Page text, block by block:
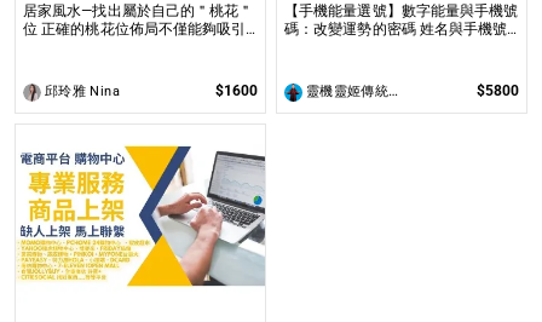
居家風水—找出屬於自己的＂桃花＂
位 正確的桃花位佈局不僅能夠吸引
邱玲雅 Nina $1600
【手機能量選號】數字能量與手機號
碼：改變運勢的密碼 姓名與手機號
靈機靈姬傳統文化學院 $5800